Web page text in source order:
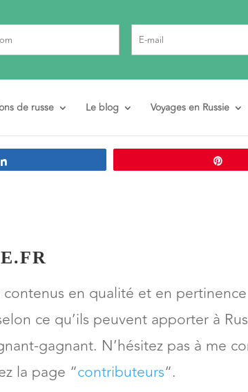
de russe Le blog Voyages en Russie
en qualité et en
ce qu’ils peuvent apporter à
gagnant. N’hésitez pas à me
la page “contributeurs“.